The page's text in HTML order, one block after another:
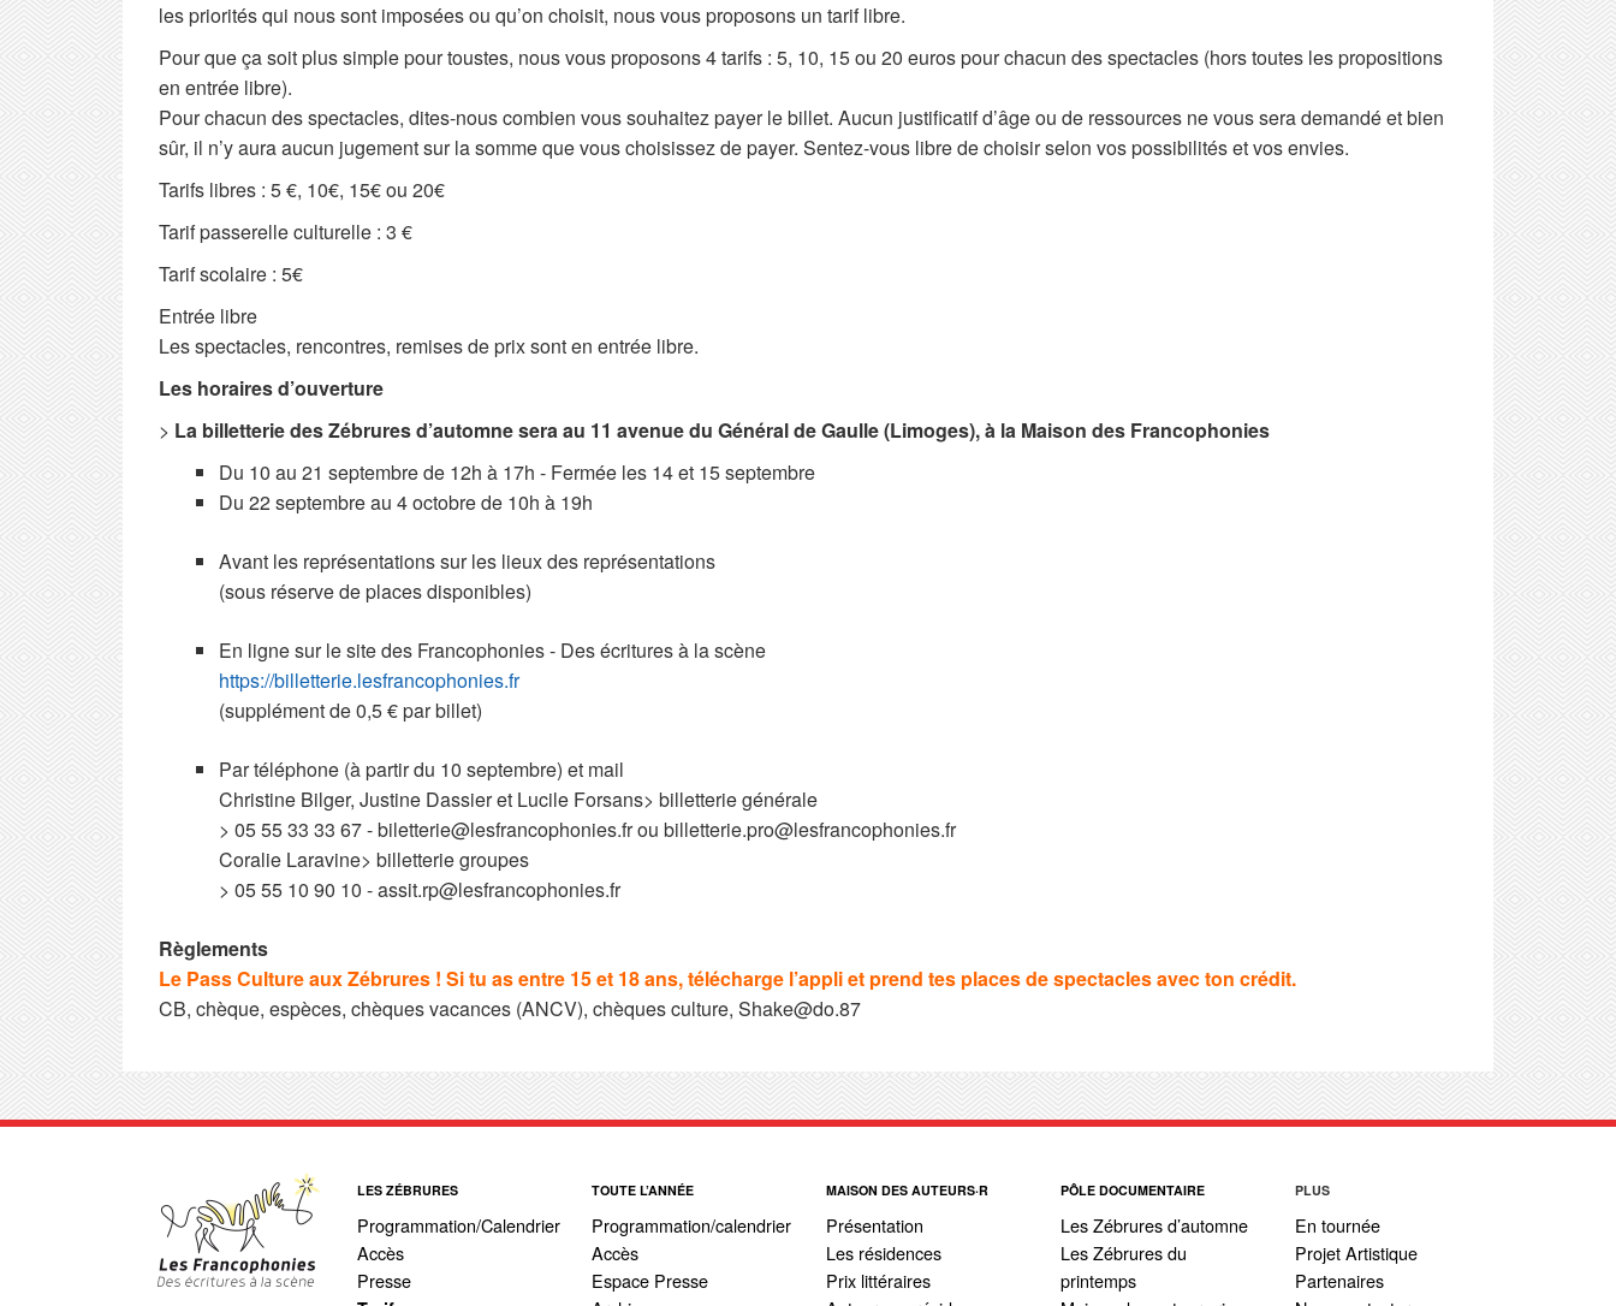
les priorités qui nous sont imposées ou qu’on choisit, nous vous proposons un tarif libre.
Pour que ça soit plus simple pour toustes, nous vous proposons 4 tarifs : 5, 10, 15 ou 20 euros pour chacun des spectacles (hors toutes les propositions
en entrée libre).
Pour chacun des spectacles, dites-nous combien vous souhaitez payer le billet. Aucun justificatif d’âge ou de ressources ne vous sera demandé et bien
sûr, il n’y aura aucun jugement sur la somme que vous choisissez de payer. Sentez-vous libre de choisir selon vos possibilités et vos envies.
Tarifs libres : 5 €, 10€, 15€ ou 20€
Tarif passerelle culturelle : 3 €
Tarif scolaire : 5€
Entrée libre
Les spectacles, rencontres, remises de prix sont en entrée libre.
Les horaires d’ouverture
> La billetterie des Zébrures d’automne sera au 11 avenue du Général de Gaulle (Limoges), à la Maison des Francophonies
Du 10 au 21 septembre de 12h à 17h - Fermée les 14 et 15 septembre
Du 22 septembre au 4 octobre de 10h à 19h
Avant les représentations sur les lieux des représentations
(sous réserve de places disponibles)
En ligne sur le site des Francophonies - Des écritures à la scène
https://billetterie.lesfrancophonies.fr
(supplément de 0,5 € par billet)
Par téléphone (à partir du 10 septembre) et mail
Christine Bilger, Justine Dassier et Lucile Forsans> billetterie générale
> 05 55 33 33 67 - biletterie@lesfrancophonies.fr ou billetterie.pro@lesfrancophonies.fr
Coralie Laravine> billetterie groupes
> 05 55 10 90 10 - assit.rp@lesfrancophonies.fr
Règlements
Le Pass Culture aux Zébrures ! Si tu as entre 15 et 18 ans, télécharge l’appli et prend tes places de spectacles avec ton crédit.
CB, chèque, espèces, chèques vacances (ANCV), chèques culture, Shake@do.87
LES ZÉBRURES
Programmation/Calendrier
Accès
Presse
TOUTE L’ANNÉE
Programmation/calendrier
Accès
Espace Presse
MAISON DES AUTEURS·R
Présentation
Les résidences
Prix littéraires
PÔLE DOCUMENTAIRE
Les Zébrures d’automne
Les Zébrures du
printemps
PLUS
En tournée
Projet Artistique
Partenaires